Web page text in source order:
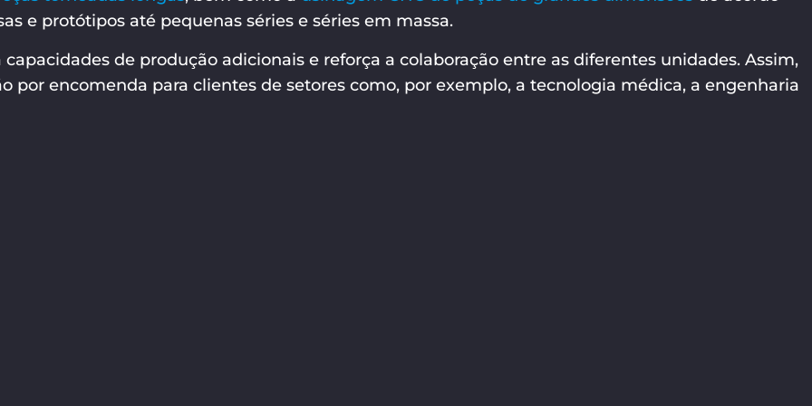
e protótipos até pequenas séries e séries em massa.
de produção adicionais e reforça a colaboração entre as diferentes unidades. Assim,
por encomenda para clientes de setores como, por exemplo, a tecnologia médica, a engenharia